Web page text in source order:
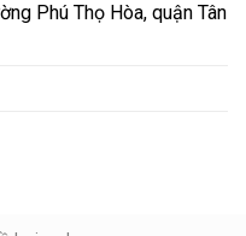
Phú Thọ Hòa, quận Tân